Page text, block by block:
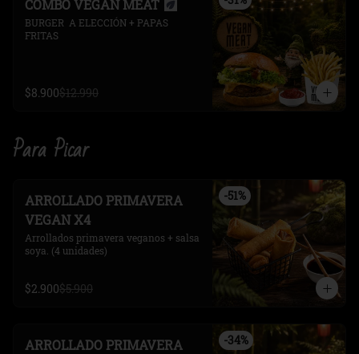
COMBO VEGAN MEAT
BURGER  A ELECCIÓN + PAPAS
FRITAS
$8.900$12.990
Para Picar
-51%
ARROLLADO PRIMAVERA
VEGAN X4
Arrollados primavera veganos + salsa
soya. (4 unidades)
$2.900$5.900
-34%
ARROLLADO PRIMAVERA